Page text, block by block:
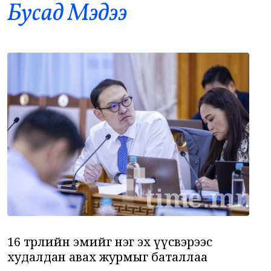
9
Хирошимагийн эмгэнэлт өдрийг дэлхий
10
Засгийн газар: Өчигдөр 43 вагон бензин
оруулж ирсэн
Засгийн газар/ Х. Болормаа • 0 цаг 3 минутын өмнө
11
Д.Амарбаясгалан: Агуулахад байгаа
шатахууны үлдэгдлийг нөөц мэтээр
иргэдэд мэдээлж байна
Бусад Mэдээ
16 төрлийн эмийг нэг эх үүсвэрээс
худалдан авах журмыг баталлаа